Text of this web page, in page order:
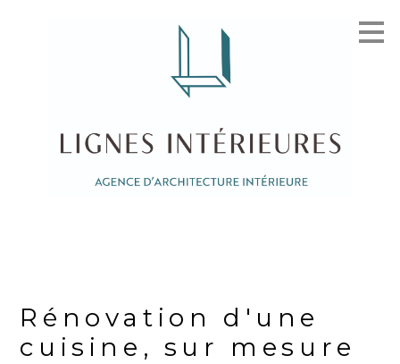
Rénovation d'une
cuisine, sur mesure